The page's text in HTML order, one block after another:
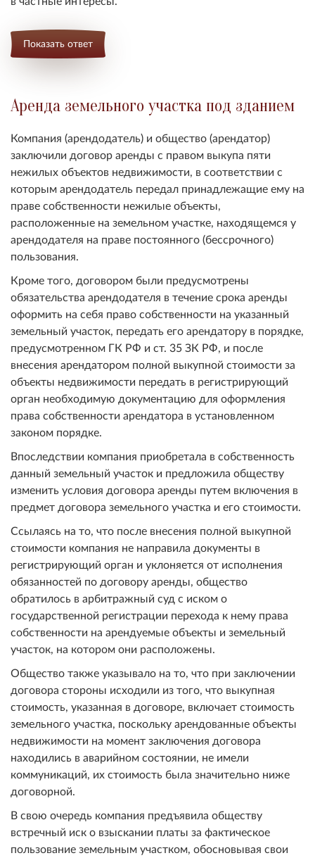
Показать ответ
Аренда земельного участка под зданием
Компания (арендодатель) и общество (арендатор)
заключили договор аренды с правом выкупа пяти
нежилых объектов недвижимости, в соответствии с
которым арендодатель передал принадлежащие ему на
праве собственности нежилые объекты,
расположенные на земельном участке, находящемся у
арендодателя на праве постоянного (бессрочного)
пользования.
Кроме того, договором были предусмотрены
обязательства арендодателя в течение срока аренды
оформить на себя право собственности на указанный
земельный участок, передать его арендатору в порядке,
предусмотренном ГК РФ и ст. 35 ЗК РФ, и после
внесения арендатором полной выкупной стоимости за
объекты недвижимости передать в регистрирующий
орган необходимую документацию для оформления
права собственности арендатора в установленном
законом порядке.
Впоследствии компания приобретала в собственность
данный земельный участок и предложила обществу
изменить условия договора аренды путем включения в
предмет договора земельного участка и его стоимости.
Ссылаясь на то, что после внесения полной выкупной
стоимости компания не направила документы в
регистрирующий орган и уклоняется от исполнения
обязанностей по договору аренды, общество
обратилось в арбитражный суд с иском о
государственной регистрации перехода к нему права
собственности на арендуемые объекты и земельный
участок, на котором они расположены.
Общество также указывало на то, что при заключении
договора стороны исходили из того, что выкупная
стоимость, указанная в договоре, включает стоимость
земельного участка, поскольку арендованные объекты
недвижимости на момент заключения договора
находились в аварийном состоянии, не имели
коммуникаций, их стоимость была значительно ниже
договорной.
В свою очередь компания предъявила обществу
встречный иск о взыскании платы за фактическое
пользование земельным участком, обосновывая свои